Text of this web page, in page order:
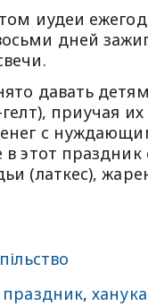
иудеи
дней
давать
приучая
с
в этот праздник
(латкес),
праздник,ханука